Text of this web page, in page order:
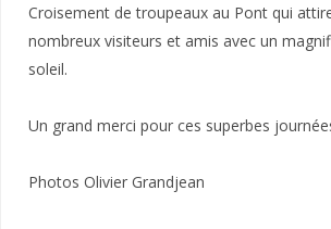
Croisement de troupeaux au Pont qui
nombreux visiteurs et amis avec un
soleil.
Un grand merci pour ces superbes
Photos Olivier Grandjean